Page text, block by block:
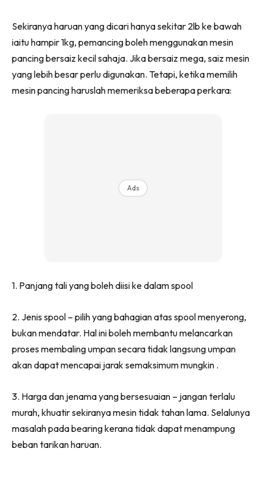
Sekiranya haruan yang dicari hanya sekitar 2lb ke bawah
iaitu hampir 1kg, pemancing boleh menggunakan mesin
pancing bersaiz kecil sahaja. Jika bersaiz mega, saiz mesin
yang lebih besar perlu digunakan. Tetapi, ketika memilih
mesin pancing haruslah memeriksa beberapa perkara:
Ads
1. Panjang tali yang boleh diisi ke dalam spool
2. Jenis spool – pilih yang bahagian atas spool menyerong,
bukan mendatar. Hal ini boleh membantu melancarkan
proses membaling umpan secara tidak langsung umpan
akan dapat mencapai jarak semaksimum mungkin .
3. Harga dan jenama yang bersesuaian – jangan terlalu
murah, khuatir sekiranya mesin tidak tahan lama. Selalunya
masalah pada bearing kerana tidak dapat menampung
beban tarikan haruan.